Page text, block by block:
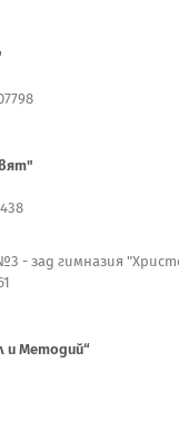
- зад гимназия
и Методий“